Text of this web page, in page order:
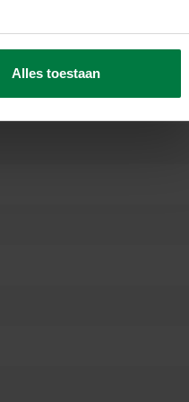
Alles toestaan